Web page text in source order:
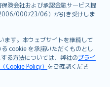
険会社および承認金融サービス提
000723/06）が引き受けしま
ます。本ウェブサイトを継続して
cookie を承諾いただくものとし
る方法については、弊社のプライ
Cookie Policy） をご確認くださ